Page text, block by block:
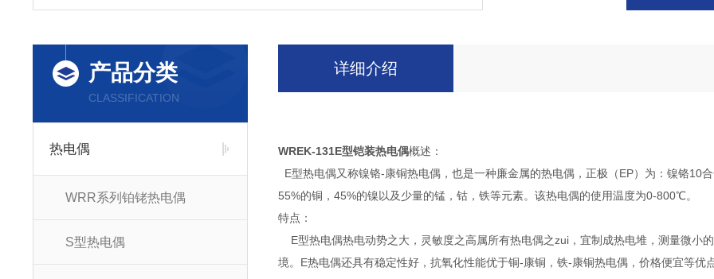
产品分类
CLASSIFICATION
热电偶
WRR系列铂铑热电偶
S型热电偶
详细介绍
WREK-131E型铠装热电偶概述：
E型热电偶又称镍铬-康铜热电偶，也是一种廉金属的热电偶，正极（EP）为：镍铬10
55%的铜，45%的镍以及少量的锰，钴，铁等元素。该热电偶的使用温度为0-800℃。
特点：
E型热电偶热电动势之大，灵敏度之高属所有热电偶之zui，宜制成热电堆，测量微小
境。E热电偶还具有稳定性好，抗氧化性能优于铜-康铜，铁-康铜热电偶，价格便宜等